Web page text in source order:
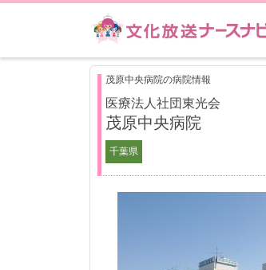
茂原中央病院の病院情報
医療法人社団東光会
茂原中央病院
千葉県